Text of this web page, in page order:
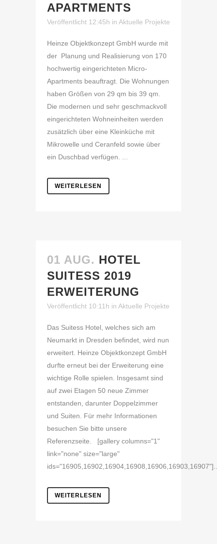
APARTMENTS
Veröffentlicht 12:45h in Aktuelle Projekte
Heinze Objektkonzept GmbH wurde mit
der Planung und Realisierung von 170
hochwertig eingerichteten Micro-
Apartments beauftragt. Die Wohnungen
haben Größen von 29 qm bis 39 qm.
Die modernen und sehr geschmackvoll
eingerichteten Wohneinheiten werden
zusätzlich über eine Kleinküche mit
Mikrowelle und Ceranfeld sowie über
ein Duschbad verfügen. ...
WEITERLESEN
01 AUG. HOTEL
SUITESS 2019
ERWEITERUNG
Veröffentlicht 10:11h in Aktuelle Projekte
Das Suitess Hotel, welches sich am
Neumarkt in Dresden befindet, wird nun
erweitert. Heinze Objektkonzept GmbH
durfte erneut bei der Erweiterung eine
wichtige Rolle spielen. Insgesamt sind
auf zwei Etagen 50 neue Zimmer
entstanden, darunter Doppelzimmer
und Suiten. Für mehr Informationen
besuchen Sie bitte unsere
Referenzseite. [gallery columns="1"
link="none" size="large"
WEITERLESEN